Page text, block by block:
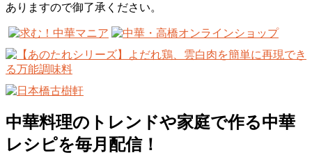
ありますので御了承ください。
中華料理のトレンドや家庭で作る中華
レシピを毎月配信！